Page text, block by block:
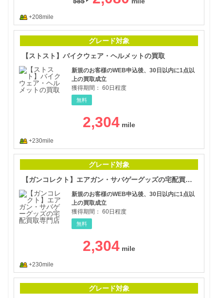
+208mile
グレード対象
【ストスト】バイクウェア・ヘルメットの買取
新規のお客様のWEB申込後、30日以内に1点以
上の買取成立
獲得期間： 60日程度
無料
2,304
+230mile
グレード対象
【ガンコレクト】エアガン・サバゲーグッズの宅配買取専門店
新規のお客様のWEB申込後、30日以内に1点以
上の買取成立
獲得期間： 60日程度
無料
2,304
+230mile
グレード対象